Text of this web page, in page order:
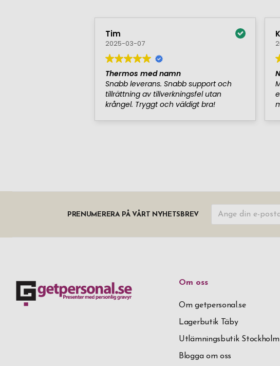
PRENUMERERA PÅ VÅRT NYHETSBREV
Om oss
Om getpersonal.se
Lagerbutik Täby
Utlämningsbutik Stockholm
Blogga om oss